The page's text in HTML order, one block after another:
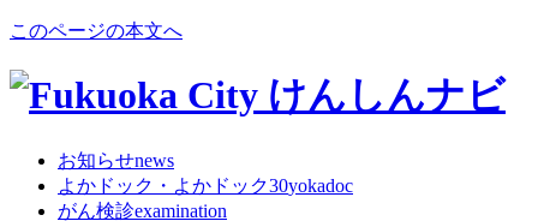
このページの本文へ
お知らせnews
よかドック・よかドック30yokadoc
がん検診examination